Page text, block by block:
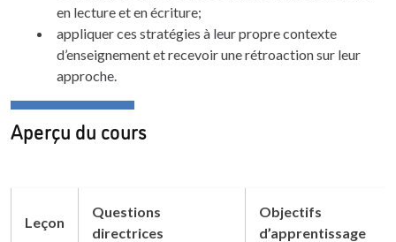
en lecture et en écriture;
appliquer ces stratégies à leur propre contexte
d’enseignement et recevoir une rétroaction sur leur
approche.
Aperçu du cours
Leçon
Questions
directrices
Objectifs
d’apprentissage